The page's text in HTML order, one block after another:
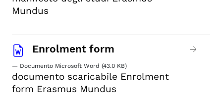
Mundus
Enrolment form
— Documento Microsoft Word (43.0 KB)
documento scaricabile Enrolment
form Erasmus Mundus